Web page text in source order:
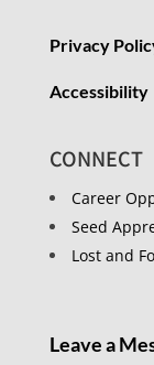
Privacy
Accessibility
CONNECT
Career
Seed
Lost and
Leave a